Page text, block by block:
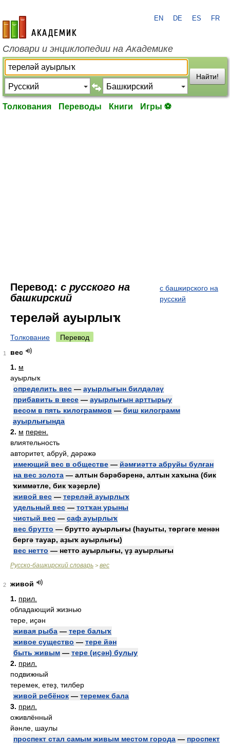
academic.ru
EN DE ES FR
Словари и энциклопедии на Академике
Найти!
Толкования Переводы Книги Игры ⚽
Перевод: с русского на
башкирский
с башкирского на
русский
тереләй ауырлыҡ
Толкование Перевод
1
вес
1. м
ауырлыҡ
определить вес — ауырлығын билдәләү
прибавить в весе — ауырлығын арттырыу
весом в пять килограммов — биш килограмм
ауырлығында
2. м перен.
влиятельность
авторитет, абруй, дәрәжә
имеющий вес в обществе — йәмғиәттә абруйы булған
на вес золота — алтын бәрәбәренә, алтын хаҡына (бик
ҡиммәтле, бик ҡәҙерле)
живой вес — тереләй ауырлыҡ
удельный вес — тотҡан урыны
чистый вес — саф ауырлыҡ
вес брутто — брутто ауырлығы (һауыты, төргәге менән
бергә тауар, аҙыҡ ауырлығы)
вес нетто — нетто ауырлығы, үҙ ауырлығы
Русско-башкирский словарь > вес
2
живой
1. прил.
обладающий жизнью
тере, иҫән
живая рыба — тере балыҡ
живое существо — тере йән
быть живым — тере (иҫән) булыу
2. прил.
подвижный
теремек, етеҙ, тилбер
живой ребёнок — теремек бала
3. прил.
оживлённый
йәнле, шаулы
проспект стал самым живым местом города — проспект